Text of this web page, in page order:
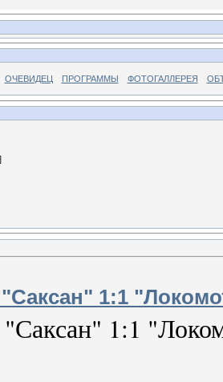
ОЧЕВИДЕЦ ПРОГРАММЫ ФОТОГАЛЛЕРЕЯ
1:1
1:1